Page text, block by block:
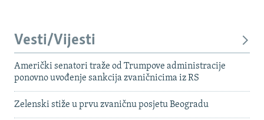
Vesti/Vijesti
Američki senatori traže od Trumpove administracije
ponovno uvođenje sankcija zvaničnicima iz RS
Zelenski stiže u prvu zvaničnu posjetu Beogradu